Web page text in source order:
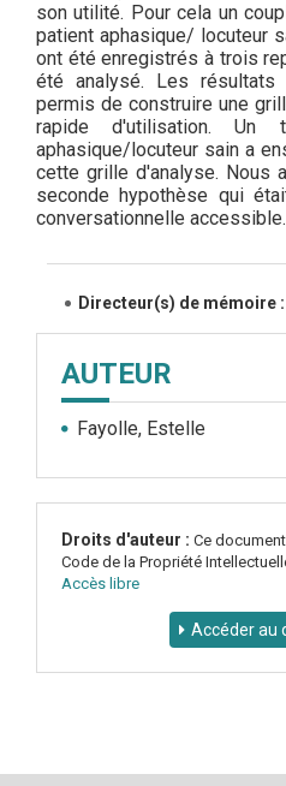
son utilité. Pour cela un
patient aphasique/ locuteur
ont été enregistrés à trois
été analysé. Les
permis de construire une
rapide d'utilisation. Un
aphasique/locuteur sain a
cette grille d'analyse. Nous
seconde hypothèse qui
conversationnelle accessible.
Directeur(s) de mémoire :
AUTEUR
Fayolle, Estelle
Droits d'auteur : Ce
Code de la Propriété
Accès libre
Accéder au